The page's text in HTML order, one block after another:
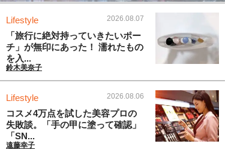
Lifestyle 2026.08.07
「旅行に絶対持っていきたいポー
チ」が無印にあった！ 濡れたもの
を入...
鈴木美奈子
Lifestyle 2026.08.06
コスメ4万点を試した美容プロの
失敗談。「手の甲に塗って確認」
「SN...
遠藤幸子